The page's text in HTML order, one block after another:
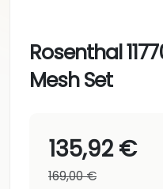
Rosenthal
Mesh Set
135,92 €
169,00 €